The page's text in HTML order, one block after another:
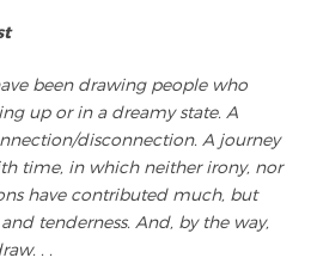
been drawing people who
up or in a dreamy state. A
disconnection. A journey
time, in which neither irony, nor
have contributed much, but
tenderness. And, by the way,
. .